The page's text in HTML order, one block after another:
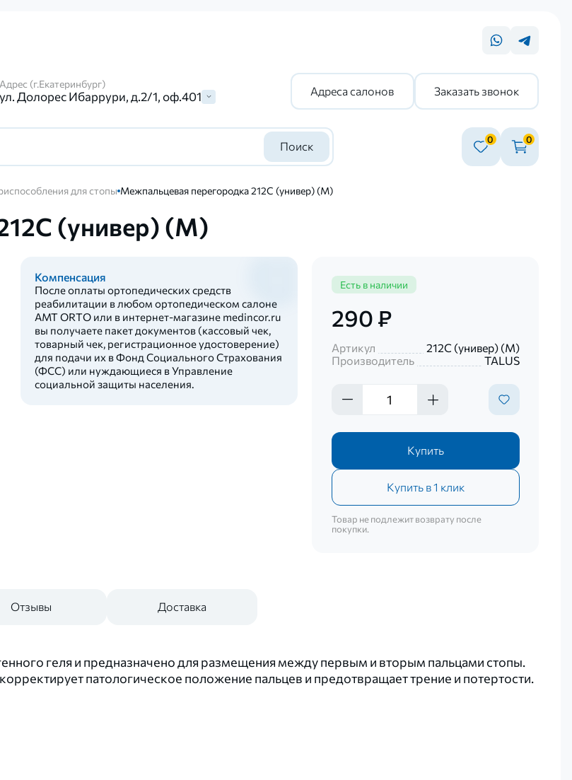
Адрес (г.Екатеринбург)
ул. Долорес Ибаррури, д.2/1, оф.401 Адреса салонов Заказать звонок
Поиск
0 0
для стопы Межпальцевая перегородка 212C (универ) (М)
(универ) (М)
Компенсация
После оплаты ортопедических средств
реабилитации в любом ортопедическом салоне
AMT ORTO или в интернет-магазине medincor.ru
вы получаете пакет документов (кассовый чек,
товарный чек, регистрационное удостоверение)
для подачи их в Фонд Социального Страхования
(ФСС) или нуждающиеся в Управление
социальной защиты населения.
Есть в наличии
290 ₽
Артикул
212C (универ) (М)
Производитель
TALUS
Купить
Купить в 1 клик
Товар не подлежит возврату после
покупки.
Отзывы Доставка
геля и предназначено для размещения между первым и вторым пальцами стопы.
патологическое положение пальцев и предотвращает трение и потертости.